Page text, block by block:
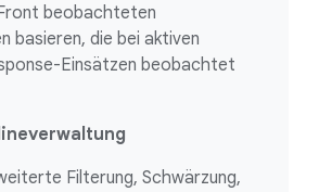
beobachteten
basieren, die bei aktiven
Einsätzen beobachtet
Filterung, Schwärzung,